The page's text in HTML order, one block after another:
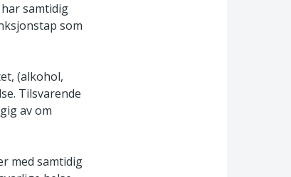
samtidig
som
(alkohol,
Tilsvarende
av om
med samtidig